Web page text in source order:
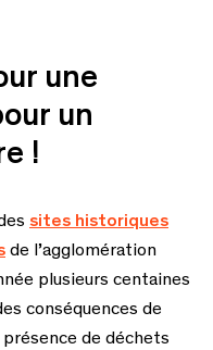
une
un
!
sites historiques
de l’agglomération
plusieurs centaines
conséquences de
de déchets